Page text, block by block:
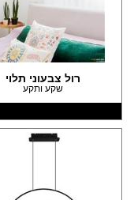
רול צבעוני תלוי
שקע ותקע